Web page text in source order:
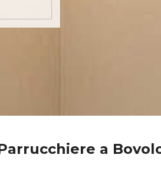
a